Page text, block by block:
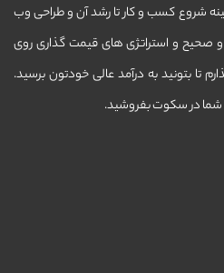
شروع کسب و کار تا رشد آن و طراحی وب
صحیح و استراتژی های قیمت گذاری روی
تا بتونید به درآمد عالی خودتون برسید.
در سکوت بفروشید.